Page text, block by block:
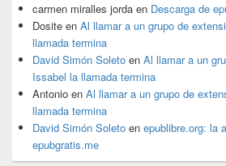
carmen miralles jorda en Descarga de
Dosite en Al llamar a un grupo de
llamada termina
David Simón Soleto en Al llamar a un
Issabel la llamada termina
Antonio en Al llamar a un grupo de
llamada termina
David Simón Soleto en epublibre.org: la
epubgratis.me